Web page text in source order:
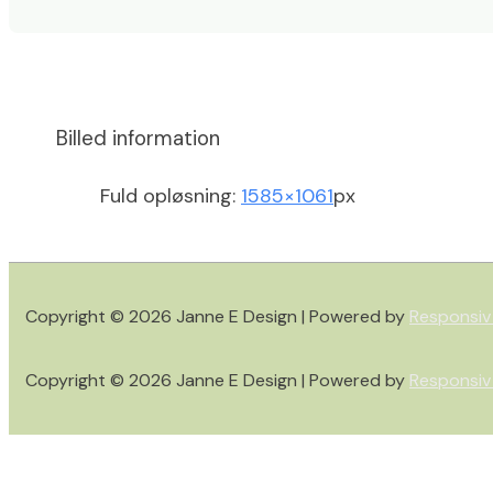
Billed information
Fuld opløsning: 1585×1061px
Copyright © 2026 Janne E Design | Powered by
Copyright © 2026 Janne E Design | Powered by